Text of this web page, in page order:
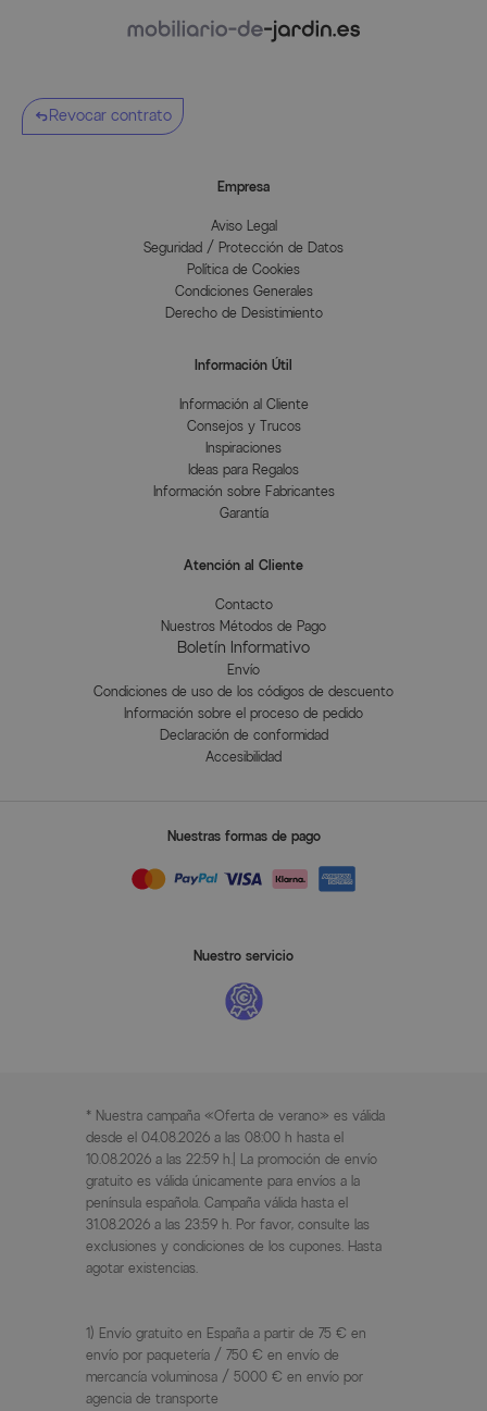
Revocar contrato
Empresa
Aviso Legal
Seguridad / Protección de Datos
Política de Cookies
Condiciones Generales
Derecho de Desistimiento
Información Útil
Información al Cliente
Consejos y Trucos
Inspiraciones
Ideas para Regalos
Información sobre Fabricantes
Garantía
Atención al Cliente
Contacto
Nuestros Métodos de Pago
Boletín Informativo
Envío
Condiciones de uso de los códigos de descuento
Información sobre el proceso de pedido
Declaración de conformidad
Accesibilidad
Nuestras formas de pago
Nuestro servicio
* Nuestra campaña «Oferta de verano» es válida
desde el 04.08.2026 a las 08:00 h hasta el
10.08.2026 a las 22:59 h.| La promoción de envío
gratuito es válida únicamente para envíos a la
península española. Campaña válida hasta el
31.08.2026 a las 23:59 h. Por favor, consulte las
exclusiones y condiciones de los cupones. Hasta
agotar existencias.
1) Envío gratuito en España a partir de 75 € en
envío por paquetería / 750 € en envío de
mercancía voluminosa / 5000 € en envío por
agencia de transporte